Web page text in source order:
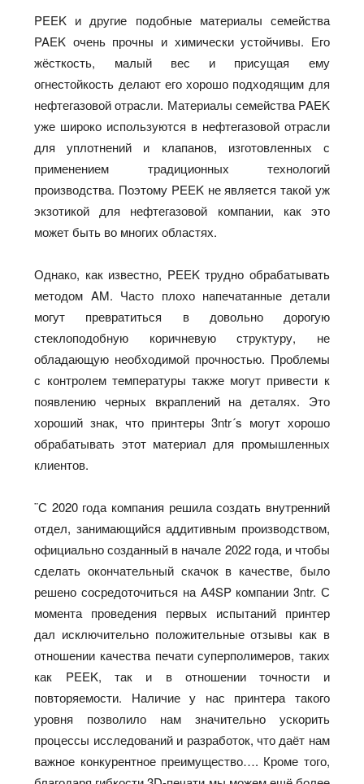
PEEK и другие подобные материалы семейства
PAEK очень прочны и химически устойчивы. Его
жёсткость, малый вес и присущая ему
огнестойкость делают его хорошо подходящим для
нефтегазовой отрасли. Материалы семейства PAEK
уже широко используются в нефтегазовой отрасли
для уплотнений и клапанов, изготовленных с
применением традиционных технологий
производства. Поэтому PEEK не является такой уж
экзотикой для нефтегазовой компании, как это
может быть во многих областях.
Однако, как известно, PEEK трудно обрабатывать
методом AM. Часто плохо напечатанные детали
могут превратиться в довольно дорогую
стеклоподобную коричневую структуру, не
обладающую необходимой прочностью. Проблемы
с контролем температуры также могут привести к
появлению черных вкраплений на деталях. Это
хороший знак, что принтеры 3ntr´s могут хорошо
обрабатывать этот материал для промышленных
клиентов.
¨С 2020 года компания решила создать внутренний
отдел, занимающийся аддитивным производством,
официально созданный в начале 2022 года, и чтобы
сделать окончательный скачок в качестве, было
решено сосредоточиться на A4SP компании 3ntr. С
момента проведения первых испытаний принтер
дал исключительно положительные отзывы как в
отношении качества печати суперполимеров, таких
как PEEK, так и в отношении точности и
повторяемости. Наличие у нас принтера такого
уровня позволило нам значительно ускорить
процессы исследований и разработок, что даёт нам
важное конкурентное преимущество…. Кроме того,